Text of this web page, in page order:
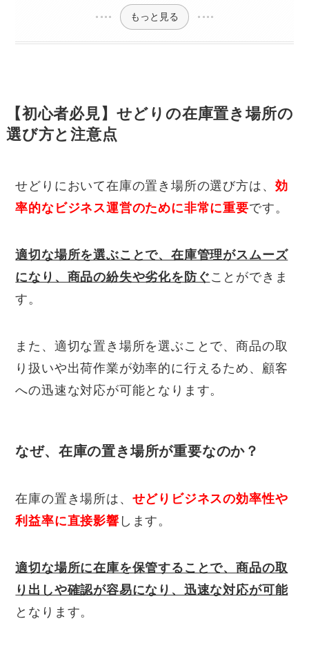
もっと見る
【初心者必見】せどりの在庫置き場所の
選び方と注意点
せどりにおいて在庫の置き場所の選び方は、 効
率的なビジネス運営のために非常に重要です。
適切な場所を選ぶことで、在庫管理がスムーズ
になり、商品の紛失や劣化を防ぐ ことができま
す。
また、適切な置き場所を選ぶことで、商品の取
り扱いや出荷作業が効率的に行えるため、顧客
への迅速な対応が可能となります。
なぜ、在庫の置き場所が重要なのか？
在庫の置き場所は、 せどりビジネスの効率性や
利益率に直接影響 します。
適切な場所に在庫を保管することで、商品の取
り出しや確認が容易になり、迅速な対応が可能
となります。